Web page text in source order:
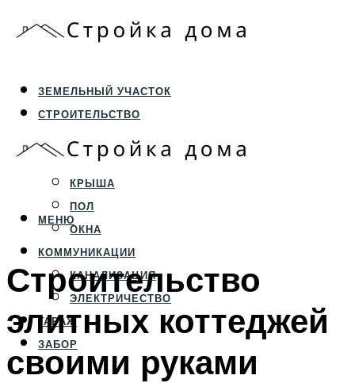
ЗЕМЕЛЬНЫЙ УЧАСТОК
СТРОИТЕЛЬСТВО
ФУНДАМЕНТ И ЦОКОЛЬ
ПЕРЕКРЫТИЯ И СТЕНЫ
КРЫША
ПОЛ
ОКНА
КОММУНИКАЦИИ
КАНАЛИЗАЦИЯ
ЭЛЕКТРИЧЕСТВО
ГАРАЖ
ЗАБОР
МЕНЮ
Строительство
элитных коттеджей
своими руками